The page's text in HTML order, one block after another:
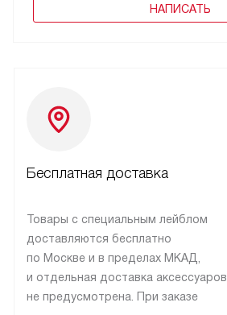
НАПИСАТЬ
Бесплатная доставка
Товары с специальным лейблом
доставляются бесплатно
по Москве и в пределах МКАД,
и отдельная доставка аксессуаров
не предусмотрена. При заказе